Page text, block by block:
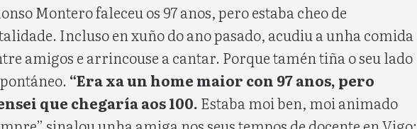
Montero faleceu os 97 anos, pero estaba cheo de
Incluso en xuño do ano pasado, acudiu a unha comida
amigos e arrincouse a cantar. Porque tamén tiña o seu lado
“Era xa un home maior con 97 anos, pero
que chegaría aos 100. Estaba moi ben, moi animado